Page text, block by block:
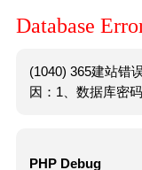
Database
(1040) 365建站错
因：1、数据库密
PHP Debug